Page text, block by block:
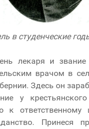
в студенческие
лекаря и звание
врачом в
Здесь он
у
к
Принеся